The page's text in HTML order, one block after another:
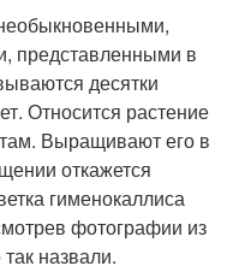
представленными в
десятки
Относится растение
Выращивают его в
откажется
гименокаллиса
фотографии из
назвали.